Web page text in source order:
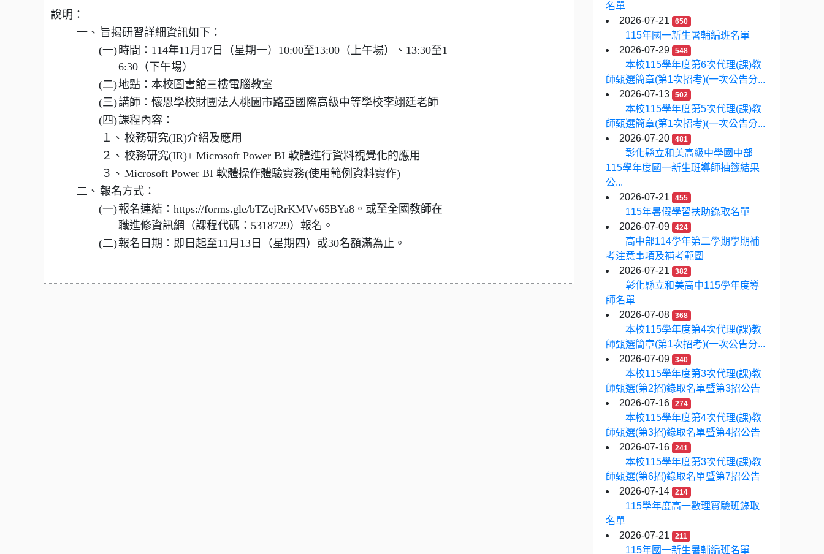
說明：
一、 旨揭研習詳細資訊如下：
(一)時間：114年11月17日（星期一）10:00至13:00（上午場）、13:30至1
6:30（下午場）
(二)地點：本校圖書館三樓電腦教室
(三)講師：懷恩學校財團法人桃園市路亞國際高級中等學校李翊廷老師
(四)課程內容：
１、 校務研究(IR)介紹及應用
２、 校務研究(IR)+ Microsoft Power BI 軟體進行資料視覺化的應用
３、 Microsoft Power BI 軟體操作體驗實務(使用範例資料實作)
二、 報名方式：
(一)報名連結：https://forms.gle/bTZcjRrKMVv65BYa8。或至全國教師在
職進修資訊網（課程代碼：5318729）報名。
(二)報名日期：即日起至11月13日（星期四）或30名額滿為止。
名單
2026-07-21
650
115年國一新生暑輔編班名單
2026-07-29
548
本校115學年度第6次代理(課)教
師甄選簡章(第1次招考)(一次公告分...
2026-07-13
502
本校115學年度第5次代理(課)教
師甄選簡章(第1次招考)(一次公告分...
2026-07-20
481
彰化縣立和美高級中學國中部
115學年度國一新生班導師抽籤結果
公...
2026-07-21
455
115年暑假學習扶助錄取名單
2026-07-09
424
高中部114學年第二學期學期補
考注意事項及補考範圍
2026-07-21
382
彰化縣立和美高中115學年度導
師名單
2026-07-08
368
本校115學年度第4次代理(課)教
師甄選簡章(第1次招考)(一次公告分...
2026-07-09
340
本校115學年度第3次代理(課)教
師甄選(第2招)錄取名單暨第3招公告
2026-07-16
274
本校115學年度第4次代理(課)教
師甄選(第3招)錄取名單暨第4招公告
2026-07-16
241
本校115學年度第3次代理(課)教
師甄選(第6招)錄取名單暨第7招公告
2026-07-14
214
115學年度高一數理實驗班錄取
名單
2026-07-21
211
115年國一新生暑輔編班名單